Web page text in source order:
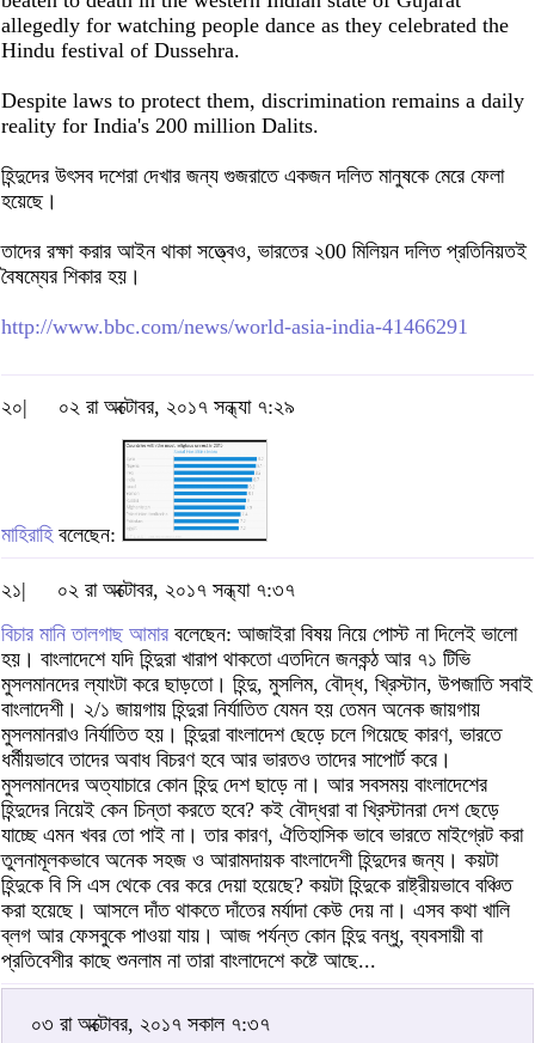
allegedly for watching people dance as they celebrated the
Hindu festival of Dussehra.
Despite laws to protect them, discrimination remains a daily
reality for India's 200 million Dalits.
হিন্দুদের উৎসব দশেরা দেখার জন্য গুজরাতে একজন দলিত মানুষকে মেরে ফেলা
হয়েছে।
তাদের রক্ষা করার আইন থাকা সত্ত্বেও, ভারতের ২00 মিলিয়ন দলিত প্রতিনিয়তই
বৈষম্যের শিকার হয়।
http://www.bbc.com/news/world-asia-india-41466291
২০| ০২ রা অক্টোবর, ২০১৭ সন্ধ্যা ৭:২৯
মাহিরাহিবলেছেন:
২১|
০২ রা অক্টোবর, ২০১৭ সন্ধ্যা ৭:৩৭
বিচার মানি তালগাছ আমার বলেছেন: আজাইরা বিষয় নিয়ে পোস্ট না দিলেই ভালো
হয়। বাংলাদেশে যদি হিন্দুরা খারাপ থাকতো এতদিনে জনকন্ঠ আর ৭১ টিভি
মুসলমানদের ল্যাংটা করে ছাড়তো। হিন্দু, মুসলিম, বৌদ্ধ, খ্রিস্টান, উপজাতি সবাই
বাংলাদেশী। ২/১ জায়গায় হিন্দুরা নির্যাতিত যেমন হয় তেমন অনেক জায়গায়
মুসলমানরাও নির্যাতিত হয়। হিন্দুরা বাংলাদেশ ছেড়ে চলে গিয়েছে কারণ, ভারতে
ধর্মীয়ভাবে তাদের অবাধ বিচরণ হবে আর ভারতও তাদের সাপোর্ট করে।
মুসলমানদের অত্যাচারে কোন হিন্দু দেশ ছাড়ে না। আর সবসময় বাংলাদেশের
হিন্দুদের নিয়েই কেন চিন্তা করতে হবে? কই বৌদ্ধরা বা খ্রিস্টানরা দেশ ছেড়ে
যাচ্ছে এমন খবর তো পাই না। তার কারণ, ঐতিহাসিক ভাবে ভারতে মাইগ্রেট করা
তুলনামূলকভাবে অনেক সহজ ও আরামদায়ক বাংলাদেশী হিন্দুদের জন্য। কয়টা
হিন্দুকে বি সি এস থেকে বের করে দেয়া হয়েছে? কয়টা হিন্দুকে রাষ্ট্রীয়ভাবে বঞ্চিত
করা হয়েছে। আসলে দাঁত থাকতে দাঁতের মর্যাদা কেউ দেয় না। এসব কথা খালি
ব্লগ আর ফেসবুকে পাওয়া যায়। আজ পর্যন্ত কোন হিন্দু বন্ধু, ব্যবসায়ী বা
প্রতিবেশীর কাছে শুনলাম না তারা বাংলাদেশে কষ্টে আছে...
০৩ রা অক্টোবর, ২০১৭ সকাল ৭:৩৭